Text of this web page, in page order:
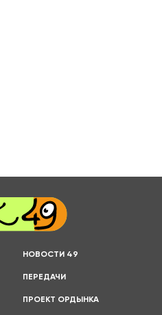
НОВОСТИ 49
ПЕРЕДАЧИ
ПРОЕКТ ОРДЫНКА